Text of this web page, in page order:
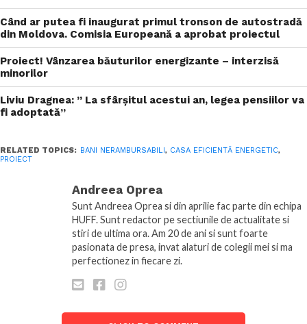
Când ar putea fi inaugurat primul tronson de autostradă
din Moldova. Comisia Europeană a aprobat proiectul
Proiect! Vânzarea băuturilor energizante – interzisă
minorilor
Liviu Dragnea: ” La sfârşitul acestui an, legea pensiilor va
fi adoptată”
RELATED TOPICS: BANI NERAMBURSABILI, CASA EFICIENTĂ ENERGETIC,
PROIECT
Andreea Oprea
Sunt Andreea Oprea si din aprilie fac parte din echipa
HUFF. Sunt redactor pe sectiunile de actualitate si
stiri de ultima ora. Am 20 de ani si sunt foarte
pasionata de presa, invat alaturi de colegii mei si ma
perfectionez in fiecare zi.